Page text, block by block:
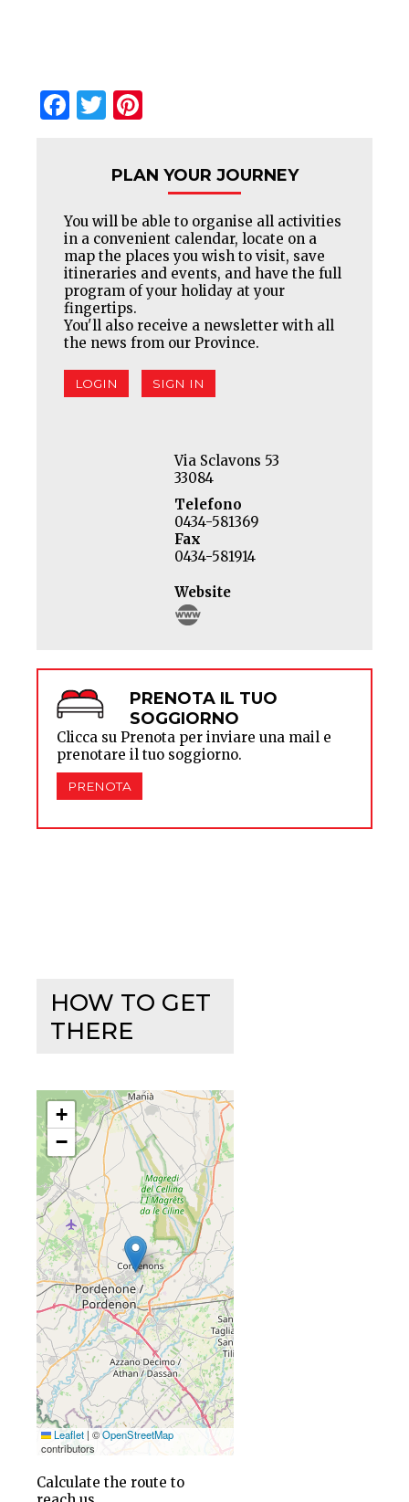
Facebook
Twitter
PLAN YOUR JOURNEY
You will be able to organise all activities
in a convenient calendar, locate on a
map the places you wish to visit, save
itineraries and events, and have the full
program of your holiday at your
fingertips.
You'll also receive a newsletter with all
the news from our Province.
LOGIN SIGN IN
Via Sclavons 53
33084
Telefono
0434-581369
Fax
0434-581914
Website
PRENOTA IL TUO
SOGGIORNO
Clicca su Prenota per inviare una mail e
prenotare il tuo soggiorno.
PRENOTA
HOW TO GET
THERE
+
−
Leaflet | ©OpenStreetMap
contributors
Calculate the route to